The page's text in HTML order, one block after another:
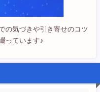
の気づきや引き寄せのコツ
っています♪